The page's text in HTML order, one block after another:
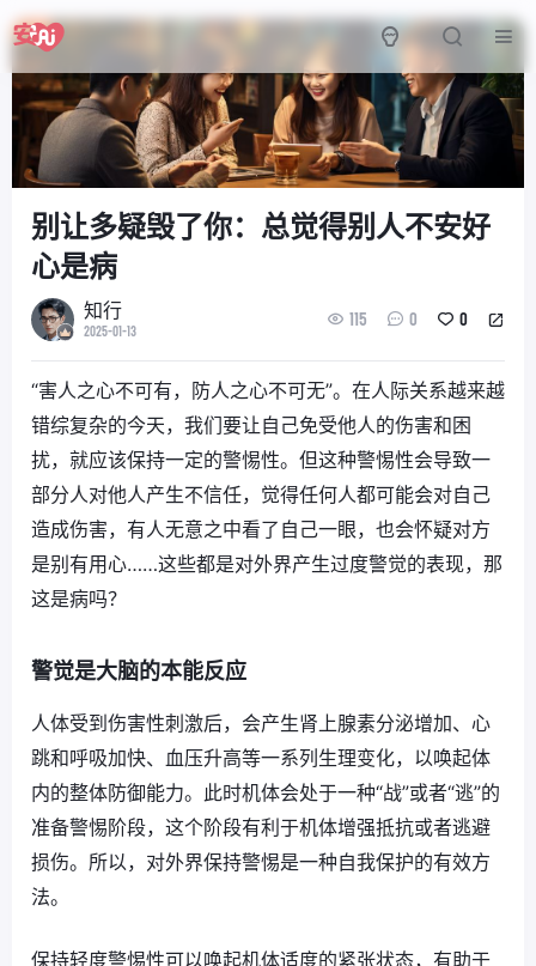
别让多疑毁了你：总觉得别人不安好
心是病
知行
2025-01-13
115 0 0
“害人之心不可有，防人之心不可无”。在人际关系越来越
错综复杂的今天，我们要让自己免受他人的伤害和困
扰，就应该保持一定的警惕性。但这种警惕性会导致一
部分人对他人产生不信任，觉得任何人都可能会对自己
造成伤害，有人无意之中看了自己一眼，也会怀疑对方
是别有用心……这些都是对外界产生过度警觉的表现，那
这是病吗？
警觉是大脑的本能反应
人体受到伤害性刺激后，会产生肾上腺素分泌增加、心
跳和呼吸加快、血压升高等一系列生理变化，以唤起体
内的整体防御能力。此时机体会处于一种“战”或者“逃”的
准备警惕阶段，这个阶段有利于机体增强抵抗或者逃避
损伤。所以，对外界保持警惕是一种自我保护的有效方
法。
保持轻度警惕性可以唤起机体适度的紧张状态，有助于